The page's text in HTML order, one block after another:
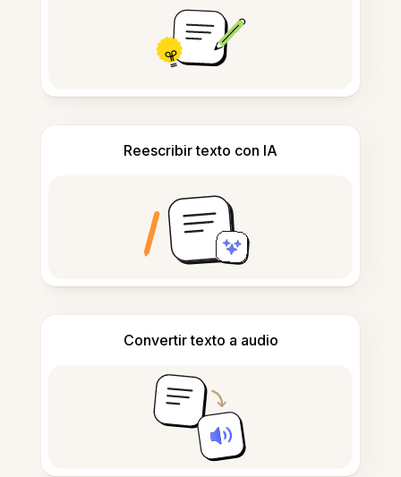
Reescribir texto con IA
Convertir texto a audio